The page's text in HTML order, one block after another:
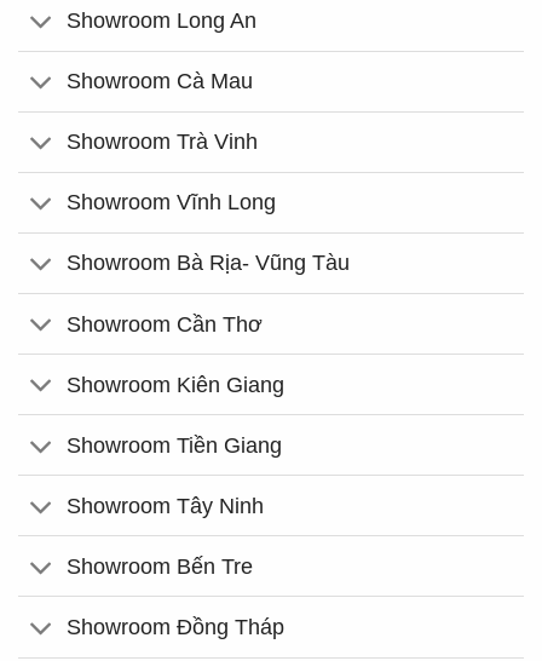
Showroom Long An
Showroom Cà Mau
Showroom Trà Vinh
Showroom Vĩnh Long
Showroom Bà Rịa- Vũng Tàu
Showroom Cần Thơ
Showroom Kiên Giang
Showroom Tiền Giang
Showroom Tây Ninh
Showroom Bến Tre
Showroom Đồng Tháp